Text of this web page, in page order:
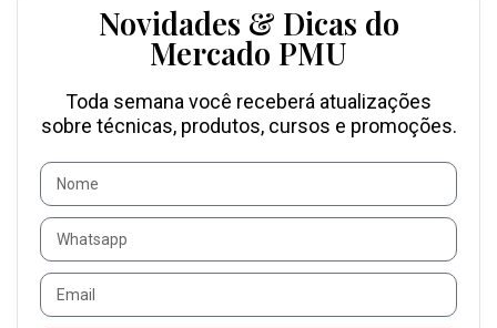
Novidades & Dicas do
Mercado PMU
Toda semana você receberá atualizações
sobre técnicas, produtos, cursos e promoções.